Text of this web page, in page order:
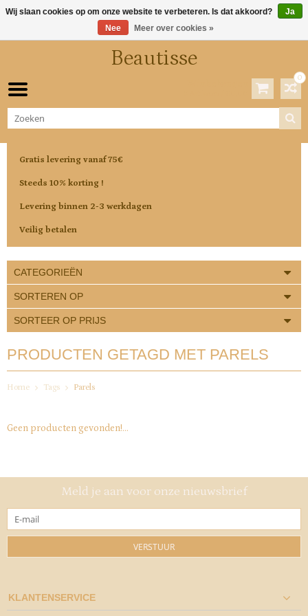
Beautisse
0
Gratis levering vanaf 75€
Steeds 10% korting !
Levering binnen 2-3 werkdagen
Veilig betalen
CATEGORIEËN
SORTEREN OP
SORTEER OP PRIJS
PRODUCTEN GETAGD MET PARELS
Home Tags Parels
Geen producten gevonden!...
Meld je aan voor onze nieuwsbrief
VERSTUUR
KLANTENSERVICE
Wij slaan cookies op om onze website te verbeteren. Is dat akkoord?
Ja
Nee
Meer over cookies »